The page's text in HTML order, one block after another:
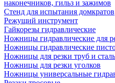
наконечников, гильз и зажимов
Стенд для испытания домкратов
Режущий инструмент
Гайкорезы гидравлические
Ножницы гидравлические для
Ножницы гидравлические
Ножницы для резки труб и
Ножницы для резки уголков
Ножницы универсальные